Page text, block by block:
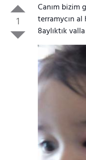
1
Canım bizim
terramycın al
8aylıktık